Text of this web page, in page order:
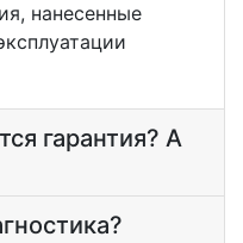
нанесенные
гарантия? А